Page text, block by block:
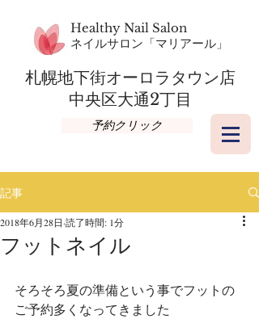
Healthy Nail Salon
​ネイルサロン「マリアール」
札幌地下街オーロラタウン店​
​中央区大通2丁目
予約クリック
記事
フットネイル
2018年6月28日 読了時間: 1分
そろそろ夏の準備という事でフットの
ご予約多くなってきました